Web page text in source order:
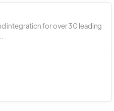
integration for over 30 leading